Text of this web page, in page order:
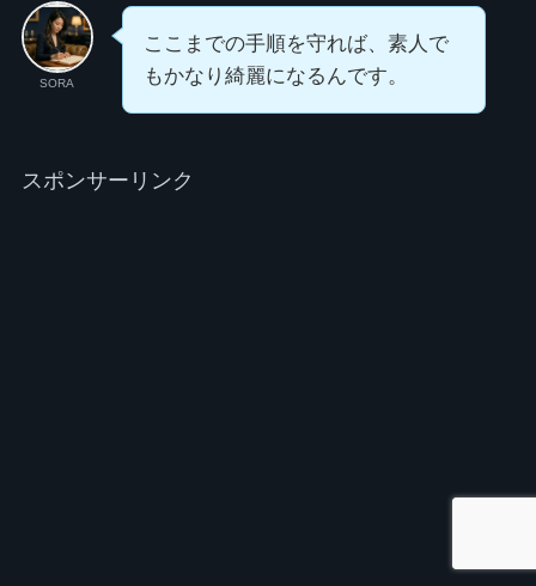
SORA
ここまでの手順を守れば、素人で
もかなり綺麗になるんです。
スポンサーリンク